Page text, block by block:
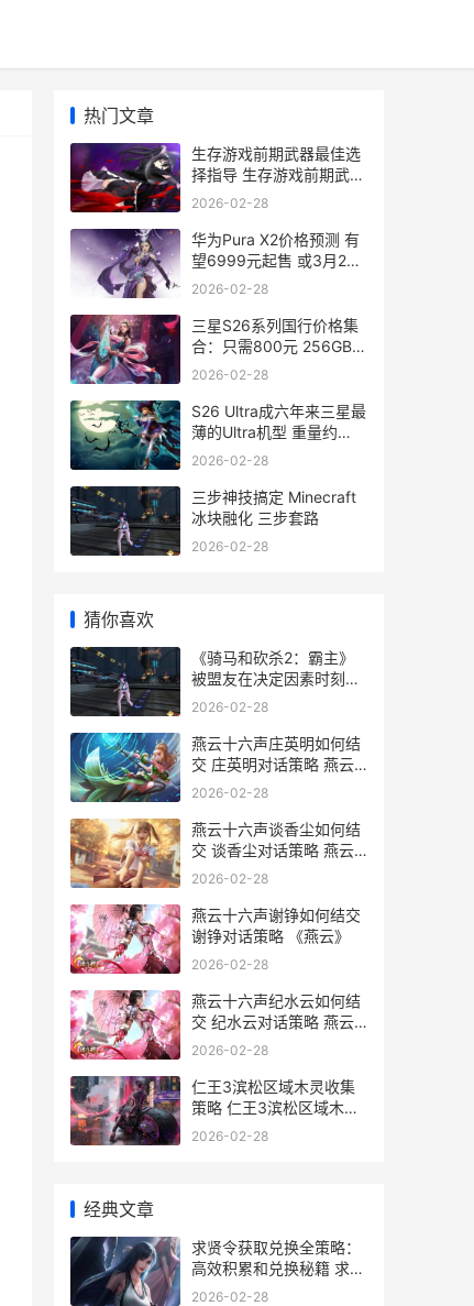
热门文章
生存游戏前期武器最佳选
择指导 生存游戏前期武器
推荐
2026-02-28
华为Pura X2价格预测 有
望6999元起售 或3月20
日公开 华为2plus手机价
2026-02-28
三星S26系列国行价格集
合：只需800元 256GB秒
变512GB 三星s26系列国
2026-02-28
S26 Ultra成六年来三星最
薄的Ultra机型 重量约
214g s26s
2026-02-28
三步神技搞定 Minecraft
冰块融化 三步套路
2026-02-28
猜你喜欢
《骑马和砍杀2：霸主》
被盟友在决定因素时刻抛
弃如何办 《骑马与砍杀
2026-02-28
燕云十六声庄英明如何结
交 庄英明对话策略 燕云
十六声庄英明
2026-02-28
燕云十六声谈香尘如何结
交 谈香尘对话策略 燕云
十六州是哪十六种
2026-02-28
燕云十六声谢铮如何结交
谢铮对话策略 《燕云》
2026-02-28
燕云十六声纪水云如何结
交 纪水云对话策略 燕云
十六州怎么念
2026-02-28
仁王3滨松区域木灵收集
策略 仁王3滨松区域木灵
如何获取 仁王第三章
2026-02-28
经典文章
求贤令获取兑换全策略：
高效积累和兑换秘籍 求贤
令选哪个好
2026-02-28